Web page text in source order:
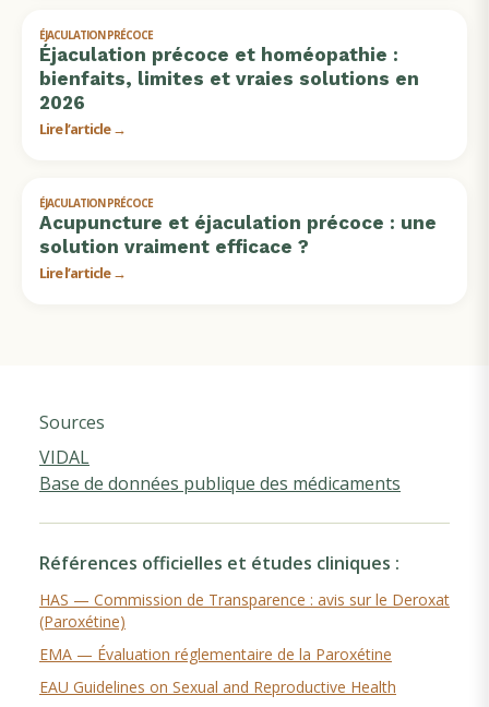
ÉJACULATION PRÉCOCE
Éjaculation précoce et homéopathie :
bienfaits, limites et vraies solutions en
2026
Lire l’article →
ÉJACULATION PRÉCOCE
Acupuncture et éjaculation précoce : une
solution vraiment efficace ?
Lire l’article →
Sources
VIDAL
Base de données publique des médicaments
Références officielles et études cliniques :
HAS — Commission de Transparence : avis sur le Deroxat
(Paroxétine)
EMA — Évaluation réglementaire de la Paroxétine
EAU Guidelines on Sexual and Reproductive Health